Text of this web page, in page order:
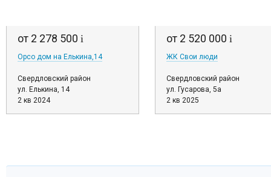
от 2 278 500 i
Орсо дом на Елькина,14
Свердловский район
ул. Елькина, 14
2 кв 2024
от 2 520 000 i
ЖК Свои люди
Свердловский район
ул. Гусарова, 5а
2 кв 2025